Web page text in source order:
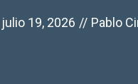
julio 19, 2026 // Pablo